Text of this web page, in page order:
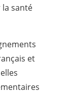
santé
et